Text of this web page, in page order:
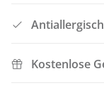
Kostenlose